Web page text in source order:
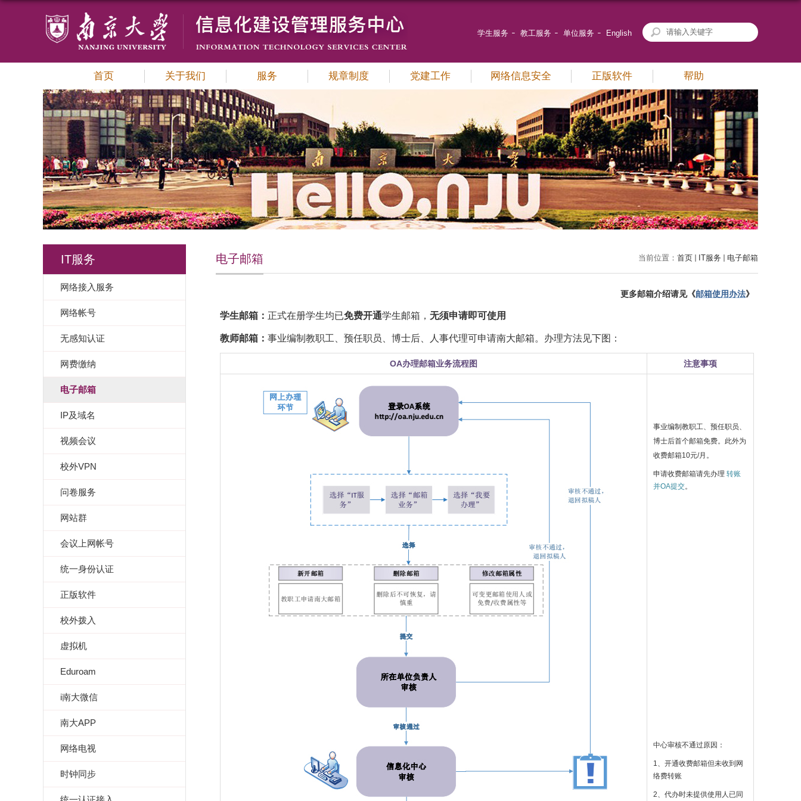
学生服务 教工服务 单位服务 English
首页 关于我们 服务 规章制度 党建工作 网络信息安全 正版软件 帮助
IT服务
网络接入服务
网络帐号
无感知认证
网费缴纳
电子邮箱
IP及域名
视频会议
校外VPN
问卷服务
网站群
会议上网帐号
统一身份认证
正版软件
校外拨入
虚拟机
Eduroam
i南大微信
南大APP
网络电视
时钟同步
当前位置： 首页 IT服务 电子邮箱
电子邮箱
更多邮箱介绍请见《邮箱使用办法》
学生邮箱： 正式在册学生均已免费开通学生邮箱， 无须申请即可使用
教师邮箱： 事业编制教职工、预任职员、博士后、人事代理可申请南大邮箱。 办理方法见下图：
OA办理邮箱业务流程图 注意事项
事业编制教职工、预任职员、
博士后首个邮箱免费。此外为
收费邮箱10元/月。
申请收费邮箱请先办理 转账
并OA提交。
中心审核不通过原因：
1、开通收费邮箱但未收到网
络费转账
2、代办时未提供使用人已同